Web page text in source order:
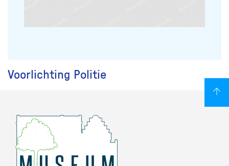
Voorlichting Politie